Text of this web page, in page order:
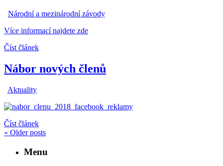
Národní a mezinárodní závody
Více informací najdete zde
Číst článek
Nábor nových členů
Aktuality
Číst článek
« Older posts
Menu